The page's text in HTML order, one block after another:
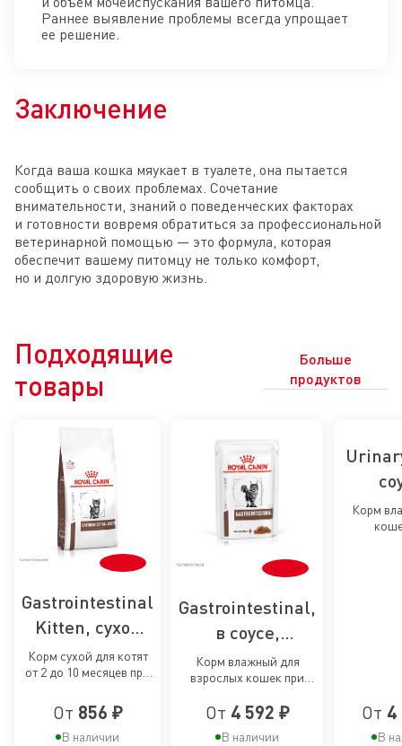
Раннее выявление проблемы всегда упрощает
ее решение.
Заключение
Когда ваша кошка мяукает в туалете, она пытается
сообщить о своих проблемах. Сочетание
внимательности, знаний о поведенческих факторах
и готовности вовремя обратиться за профессиональной
ветеринарной помощью — это формула, которая
обеспечит вашему питомцу не только комфорт,
но и долгую здоровую жизнь.
Подходящие
товары
Больше
продуктов
Gastrointestinal
Kitten, сухой
корм для котят
от 2 до 10
месяцев при
нарушениях
Корм сухой для котят
от 2 до 10 месяцев при
пищеварения
От 856 ₽
В наличии
Gastrointestinal,
в соусе,
влажный корм
для кошек при
расстройствах
пищеварения
Корм влажный для
взрослых кошек при
пищеварения
От 4 592 ₽
В наличии
для
Корм
От 4
В